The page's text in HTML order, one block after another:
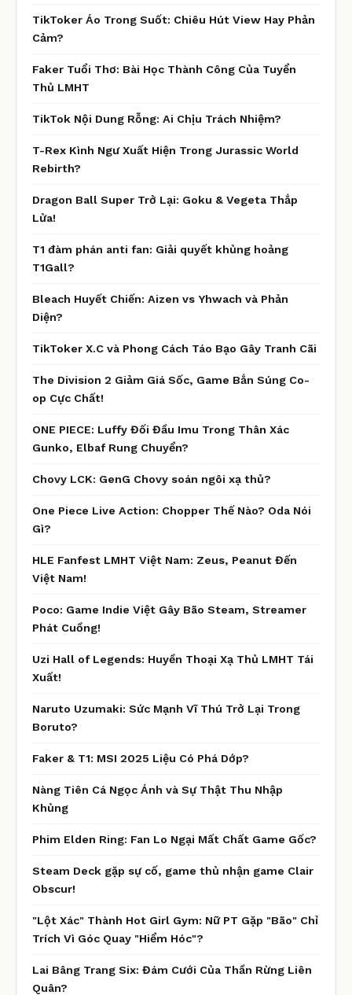
TikToker Áo Trong Suốt: Chiêu Hút View Hay Phản
Cảm?
Faker Tuổi Thơ: Bài Học Thành Công Của Tuyển
Thủ LMHT
TikTok Nội Dung Rỗng: Ai Chịu Trách Nhiệm?
T-Rex Kình Ngư Xuất Hiện Trong Jurassic World
Rebirth?
Dragon Ball Super Trở Lại: Goku & Vegeta Thắp
Lửa!
T1 đàm phán anti fan: Giải quyết khủng hoảng
T1Gall?
Bleach Huyết Chiến: Aizen vs Yhwach và Phản
Diện?
TikToker X.C và Phong Cách Táo Bạo Gây Tranh Cãi
The Division 2 Giảm Giá Sốc, Game Bắn Súng Co-
op Cực Chất!
ONE PIECE: Luffy Đối Đầu Imu Trong Thân Xác
Gunko, Elbaf Rung Chuyển?
Chovy LCK: GenG Chovy soán ngôi xạ thủ?
One Piece Live Action: Chopper Thế Nào? Oda Nói
Gì?
HLE Fanfest LMHT Việt Nam: Zeus, Peanut Đến
Việt Nam!
Poco: Game Indie Việt Gây Bão Steam, Streamer
Phát Cuồng!
Uzi Hall of Legends: Huyền Thoại Xạ Thủ LMHT Tái
Xuất!
Naruto Uzumaki: Sức Mạnh Vĩ Thú Trở Lại Trong
Boruto?
Faker & T1: MSI 2025 Liệu Có Phá Dớp?
Nàng Tiên Cá Ngọc Ánh và Sự Thật Thu Nhập
Khủng
Phim Elden Ring: Fan Lo Ngại Mất Chất Game Gốc?
Steam Deck gặp sự cố, game thủ nhận game Clair
Obscur!
"Lột Xác" Thành Hot Girl Gym: Nữ PT Gặp "Bão" Chỉ
Trích Vì Góc Quay "Hiểm Hóc"?
Lai Bâng Trang Six: Đám Cưới Của Thần Rừng Liên
Quân?